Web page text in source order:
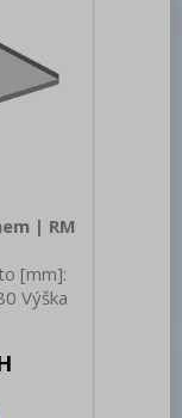
| RM
[mm]:
Výška
[mm]: